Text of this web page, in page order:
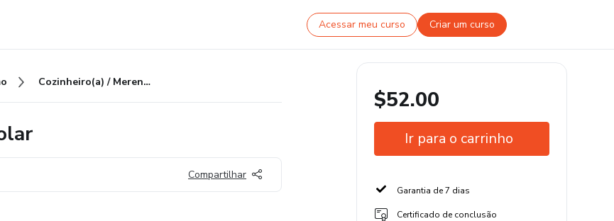
Acessar meu curso Criar um curso
Cozinheiro(a) / Merendeiro(a) Escolar
Compartilhar
$52.00
Ir para o carrinho
Garantia de 7 dias
Certificado de conclusão